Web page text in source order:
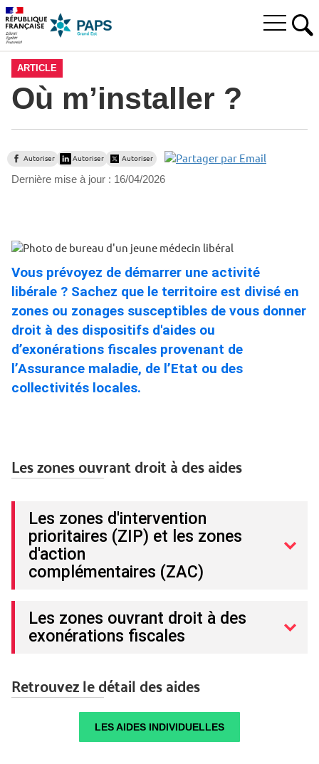
Aller
la
Aller
au
menu
Aller
au
contenu
Ouvrir
ARTICLE
Où m’installer ?
Autoriser Autoriser Autoriser
Dernière mise à jour : 16/04/2026
Vous prévoyez de démarrer une activité
libérale ? Sachez que le territoire est divisé en
zones ou zonages susceptibles de vous donner
droit à des dispositifs d'aides ou
d’exonérations fiscales provenant de
l’Assurance maladie, de l’Etat ou des
collectivités locales.
Les zones ouvrant droit à des aides
Les zones d'intervention
prioritaires (ZIP) et les zones
d'action
complémentaires (ZAC)
Les zones ouvrant droit à des
exonérations fiscales
Retrouvez le détail des aides
LES AIDES INDIVIDUELLES